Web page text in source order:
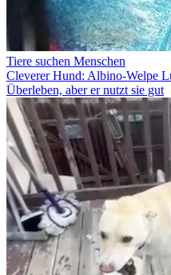
Tiere suchen Menschen
Cleverer Hund: Albino-Welpe
Überleben, aber er nutzt sie gut